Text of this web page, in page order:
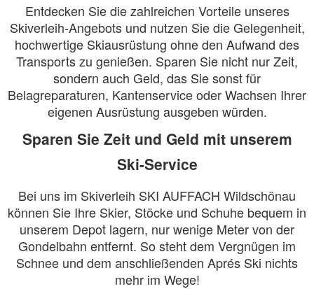
Entdecken Sie die zahlreichen Vorteile unseres
Skiverleih-Angebots und nutzen Sie die Gelegenheit,
hochwertige Skiausrüstung ohne den Aufwand des
Transports zu genießen. Sparen Sie nicht nur Zeit,
sondern auch Geld, das Sie sonst für
Belagreparaturen, Kantenservice oder Wachsen Ihrer
eigenen Ausrüstung ausgeben würden.
Sparen Sie Zeit und Geld mit unserem
Ski-Service
Bei uns im Skiverleih SKI AUFFACH Wildschönau
können Sie Ihre Skier, Stöcke und Schuhe bequem in
unserem Depot lagern, nur wenige Meter von der
Gondelbahn entfernt. So steht dem Vergnügen im
Schnee und dem anschließenden Aprés Ski nichts
mehr im Wege!